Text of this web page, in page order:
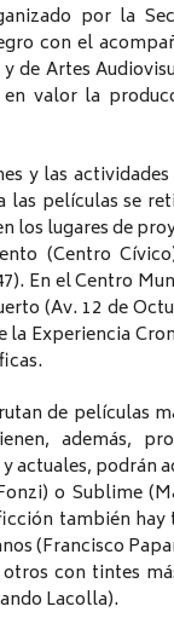
por la
con el
de Artes
valor la
y las
las películas se
los lugares de
(Centro
En el Centro
(Av. 12 de
Experiencia
de películas
además,
actuales, podrán
o Sublime
también
(Francisco
con tintes
Lacolla).